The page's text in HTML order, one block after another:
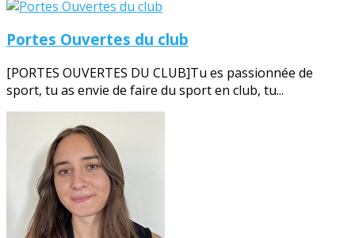
Portes Ouvertes du club
[PORTES OUVERTES DU CLUB]Tu es passionnée de
sport, tu as envie de faire du sport en club, tu...